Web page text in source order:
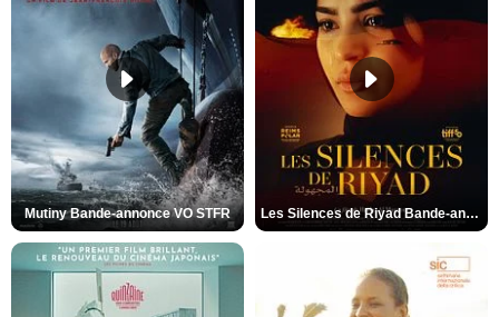
Mutiny Bande-annonce VO STFR Les Silences de Riyad Bande-annonce VO STFR